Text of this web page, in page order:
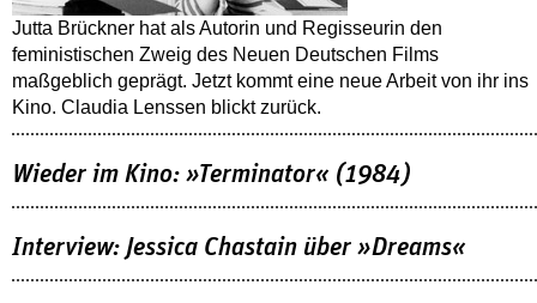
Jutta Brückner hat als Autorin und Regisseurin den
feministischen Zweig des Neuen Deutschen Films
maßgeblich geprägt. Jetzt kommt eine neue Arbeit von ihr ins
Kino. Claudia Lenssen blickt zurück.
Wieder im Kino: »Terminator« (1984)
Interview: Jessica Chastain über »Dreams«